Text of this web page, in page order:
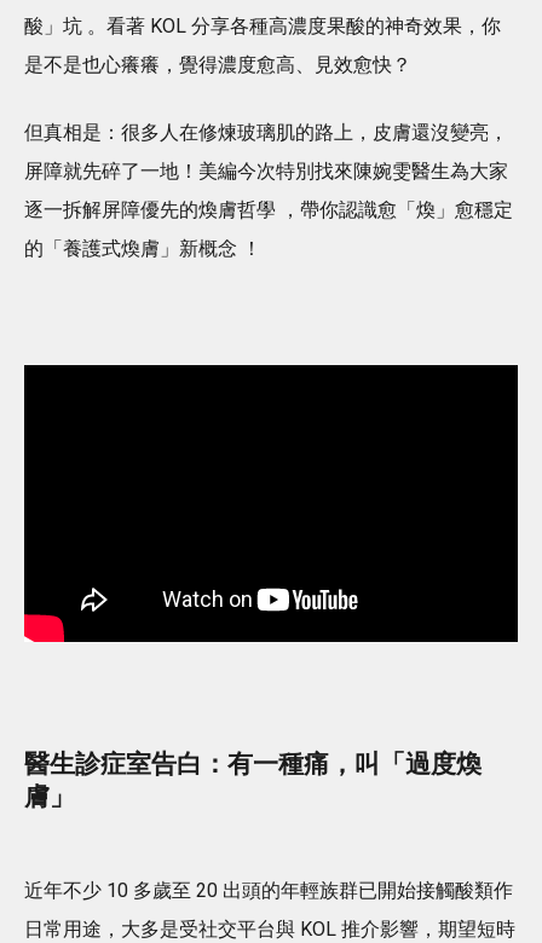
酸」坑 。看著 KOL 分享各種高濃度果酸的神奇效果，你
是不是也心癢癢，覺得濃度愈高、見效愈快？
但真相是：很多人在修煉玻璃肌的路上，皮膚還沒變亮，
屏障就先碎了一地！美編今次特別找來陳婉雯醫生為大家
逐一拆解屏障優先的煥膚哲學 ，帶你認識愈「煥」愈穩定
的「養護式煥膚」新概念 ！
醫生診症室告白：有一種痛，叫「過度煥
膚」
近年不少 10 多歲至 20 出頭的年輕族群已開始接觸酸類作
日常用途，大多是受社交平台與 KOL 推介影響，期望短時